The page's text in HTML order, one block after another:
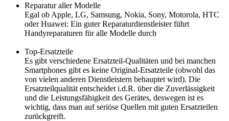
Reparatur aller Modelle
Egal ob Apple, LG, Samsung, Nokia, Sony, Motorola, HTC
oder Huawei: Ein guter Reparaturdienstleister führt
Handyreparaturen für alle Modelle durch
Top-Ersatzteile
Es gibt verschiedene Ersatzteil-Qualitäten und bei manchen
Smartphones gibt es keine Original-Ersatzteile (obwohl das
von vielen anderen Dienstleistern behauptet wird). Die
Ersatzteilqualität entscheidet i.d.R. über die Zuverlässigkeit
und die Leistungsfähigkeit des Gerätes, deswegen ist es
wichtig, dass man auf seriöse Quellen mit guten Ersatzteilen
zurückgreift.